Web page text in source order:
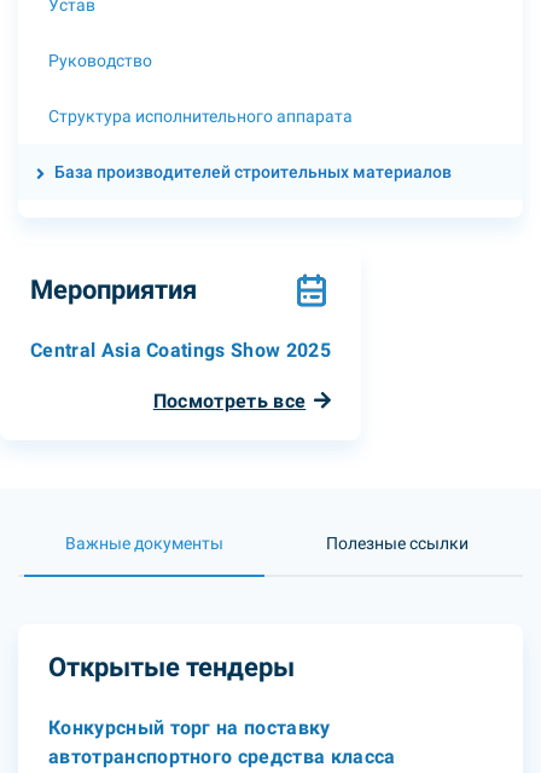
Устав
Руководство
Структура исполнительного аппарата
База производителей строительных материалов
Мероприятия
Central Asia Coatings Show 2025
Посмотреть все
Важные документы Полезные ссылки
Открытые тендеры
Конкурсный торг на поставку
автотранспортного средства класса